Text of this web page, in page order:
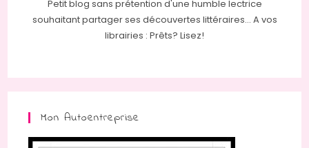
Petit blog sans prétention d'une humble lectrice
souhaitant partager ses découvertes littéraires... A vos
librairies : Prêts? Lisez!
Mon Autoentreprise